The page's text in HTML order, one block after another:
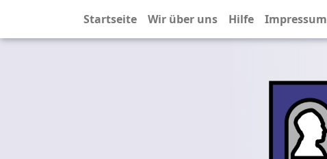
Startseite Wir über uns Hilfe Impressum